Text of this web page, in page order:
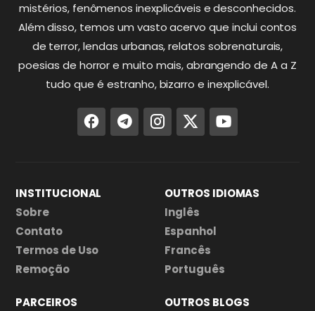
mistérios, fenômenos inexplicáveis e desconhecidos.
Além disso, temos um vasto acervo que inclui contos
de terror, lendas urbanas, relatos sobrenaturais,
poesias de horror e muito mais, abrangendo de A a Z
tudo que é estranho, bizarro e inexplicável.
INSTITUCIONAL
Sobre
Contato
Termos de Uso
Remoção
OUTROS IDIOMAS
Inglês
Espanhol
Francês
Português
PARCEIROS
OUTROS BLOGS